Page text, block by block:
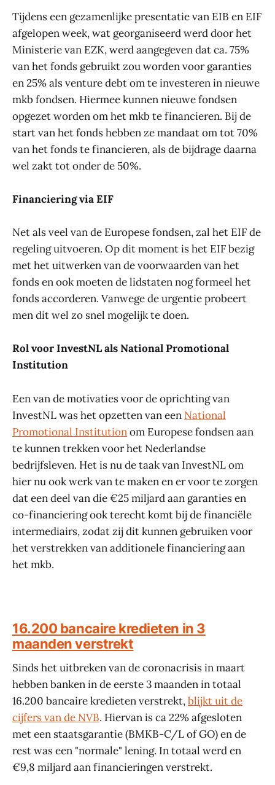
Tijdens een gezamenlijke presentatie van EIB en EIF
afgelopen week, wat georganiseerd werd door het
Ministerie van EZK, werd aangegeven dat ca. 75%
van het fonds gebruikt zou worden voor garanties
en 25% als venture debt om te investeren in nieuwe
mkb fondsen. Hiermee kunnen nieuwe fondsen
opgezet worden om het mkb te financieren. Bij de
start van het fonds hebben ze mandaat om tot 70%
van het fonds te financieren, als de bijdrage daarna
wel zakt tot onder de 50%.
Financiering via EIF
Net als veel van de Europese fondsen, zal het EIF de
regeling uitvoeren. Op dit moment is het EIF bezig
met het uitwerken van de voorwaarden van het
fonds en ook moeten de lidstaten nog formeel het
fonds accorderen. Vanwege de urgentie probeert
men dit wel zo snel mogelijk te doen.
Rol voor InvestNL als National Promotional
Institution
Een van de motivaties voor de oprichting van
InvestNL was het opzetten van een National
Promotional Institutionom Europese fondsen aan
te kunnen trekken voor het Nederlandse
bedrijfsleven. Het is nu de taak van InvestNL om
hier nu ook werk van te maken en er voor te zorgen
dat een deel van die €25 miljard aan garanties en
co-financiering ook terecht komt bij de financiële
intermediairs, zodat zij dit kunnen gebruiken voor
het verstrekken van additionele financiering aan
het mkb.
16.200 bancaire kredieten in 3
maanden verstrekt
Sinds het uitbreken van de coronacrisis in maart
hebben banken in de eerste 3 maanden in totaal
16.200 bancaire kredieten verstrekt,blijkt uit de
cijfers van de NVB. Hiervan is ca 22% afgesloten
met een staatsgarantie (BMKB-C/L of GO) en de
rest was een "normale" lening. In totaal werd en
€9,8 miljard aan financieringen verstrekt.